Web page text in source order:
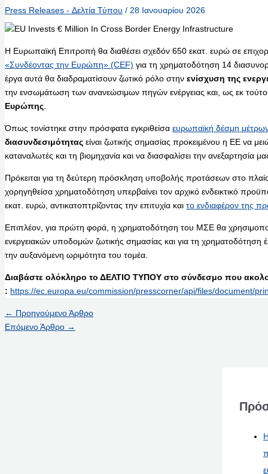
Press Releases - Δελτία Τύπου / 28 Ιανουαρίου 2026
Η Ευρωπαϊκή Επιτροπή θα διαθέσει σχεδόν 650 εκατ. ευρώ σε
«Συνδέοντας την Ευρώπη» (CEF) για τη χρηματοδότηση 14
έργα αυτά θα διαδραματίσουν ζωτικό ρόλο στην ενίσχυση της
την ενσωμάτωση των ανανεώσιμων πηγών ενέργειας και, ως εκ
Ευρώπης
Όπως τονίστηκε στην πρόσφατα εγκριθείσα ευρωπαϊκή δέσμη μέτρων
διασυνδεσιμότητας είναι ζωτικής σημασίας προκειμένου η ΕΕ να
καταναλωτές και τη βιομηχανία και να διασφαλίσει την ανεξαρτησία
Πρόκειται για τη δεύτερη πρόσκληση υποβολής προτάσεων στο
χορηγηθείσα χρηματοδότηση υπερβαίνει τον αρχικό ενδεικτικό
εκατ. ευρώ, αντικατοπτρίζοντας την επιτυχία και το ενδιαφέρον της
Επιπλέον, για πρώτη φορά, η χρηματοδότηση του ΜΣΕ θα
ενεργειακών υποδομών ζωτικής σημασίας και για τη χρηματοδότηση
την αυξανόμενη ωριμότητα του τομέα.
Διαβάστε ολόκληρο το ΔΕΛΤΙΟ ΤΥΠΟΥ στο σύνδεσμο που
: https://ec.europa.eu/commission/presscorner/api/files/document/
← Προηγούμενο Άρθρο
Επόμενο Άρθρο →